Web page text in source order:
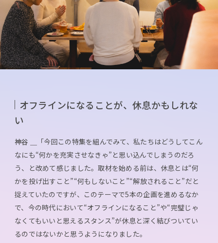
オフラインになることが、休息かもしれな
い
神谷 ＿
「今回この特集を組んでみて、私たちはどうしてこん
なにも“何かを充実させなきゃ”と思い込んでしまうのだろ
う、と改めて感じました。取材を始める前は、休息とは“何
かを投げ出すこと”“何もしないこと”“解放されること”だと
捉えていたのですが、このテーマで5本の企画を進めるなか
で、今の時代において“オフラインになること”や“完璧じゃ
なくてもいいと思えるスタンス”が休息と深く結びついてい
るのではないかと思うようになりました。